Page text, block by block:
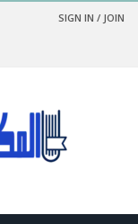
SIGN IN / JOIN